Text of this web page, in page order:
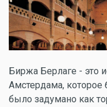
Биржа Берлаге - это
Амстердама, которое
было задумано как